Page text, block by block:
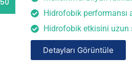
Hidrofobik performansı
Hidrofobik etkisini uzun
Detayları Görüntüle